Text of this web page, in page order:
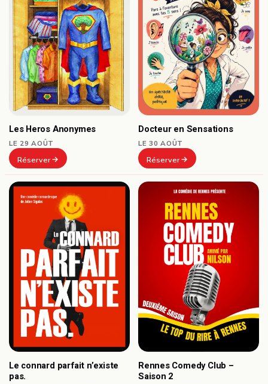
Les Heros Anonymes
LE 29 AOÛT
Réserver
Docteur en Sensations
LE 30 AOÛT
Réserver
Le connard parfait n’existe
pas.
Rennes Comedy Club –
Saison 2